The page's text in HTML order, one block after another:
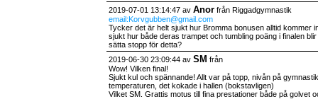
2019-07-01 13:14:47 av Anor från Riggadgymnastik
email:Korvgubben@gmail.com
Tycker det är helt sjukt hur Bromma bonusen alltid kommer
sjukt hur både deras trampet och tumbling poäng i finalen
sätta stopp för detta?
2019-06-30 23:09:44 av SM från
Wow! Vilken final!
Sjukt kul och spännande! Allt var på topp, nivån på
temperaturen, det kokade i hallen (bokstavligen)
Vilket SM. Grattis motus till fina prestationer både på golvet